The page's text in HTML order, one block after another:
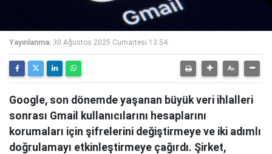
Yayınlanma: 30 Ağustos 2025 Cumartesi 13:54
Google, son dönemde yaşanan büyük veri ihlalleri
sonrası Gmail kullanıcılarını hesaplarını
korumaları için şifrelerini değiştirmeye ve iki adımlı
doğrulamayı etkinleştirmeye çağırdı. Şirket,